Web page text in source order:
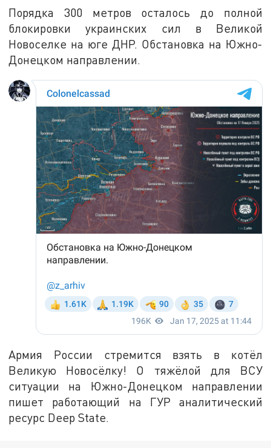
Порядка 300 метров осталось до полной
блокировки украинских сил в Великой
Новоселке на юге ДНР. Обстановка на Южно-
Донецком направлении.
Армия России стремится взять в котёл
Великую Новосёлку! О тяжёлой для ВСУ
ситуации на Южно-Донецком направлении
пишет работающий на ГУР аналитический
ресурс Deep State.